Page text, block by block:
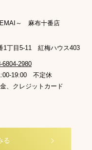
～ 麻布十番店
1丁目5-11 紅梅ハウス403
6804-2980
19:00 不定休
、クレジットカード
る